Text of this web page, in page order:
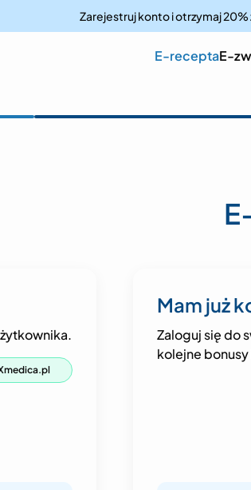
Zarejestruj konto i otrzymaj 20%
E-receptaE-
Mam już
Zaloguj się do
kolejne